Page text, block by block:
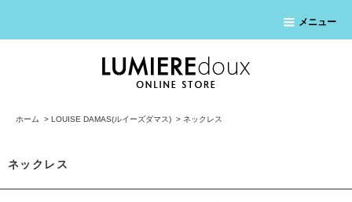
メニュー
ホーム > LOUISE DAMAS(ルイーズダマス) > ネックレス
ネックレス